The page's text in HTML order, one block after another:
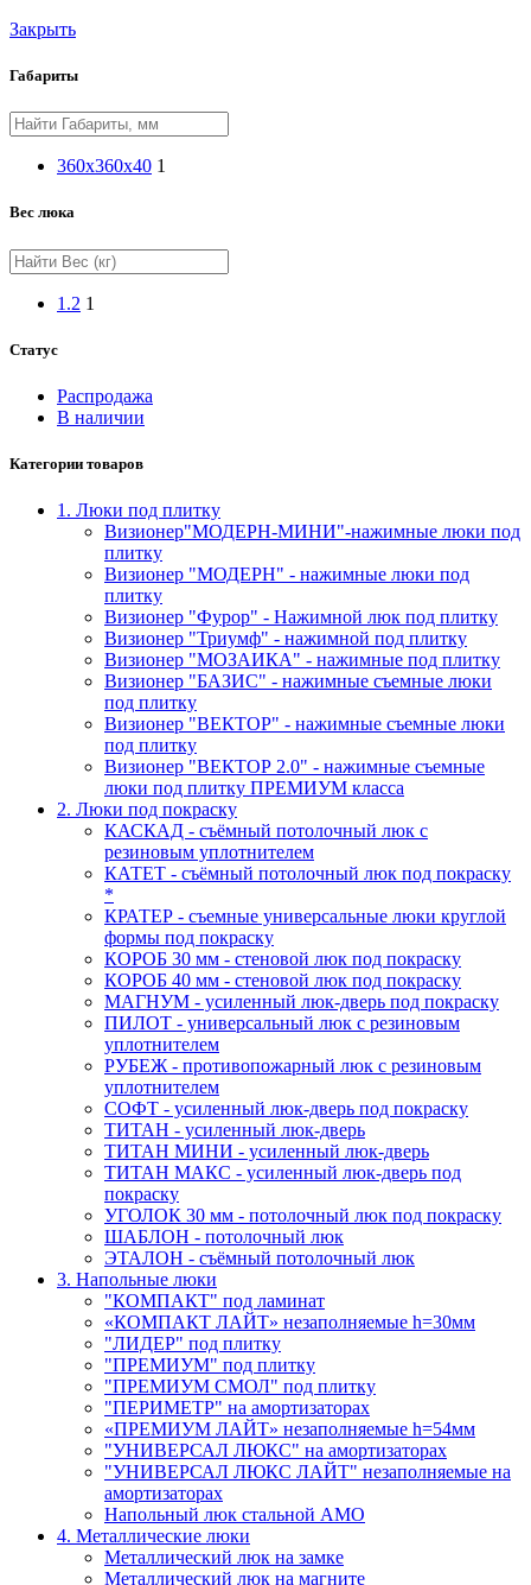
Закрыть
Габариты
360х360х40 1
Вес люка
1.2 1
Статус
Распродажа
В наличии
Категории товаров
1. Люки под плитку
Визионер"МОДЕРН-МИНИ"-нажимные люки под
плитку
Визионер "МОДЕРН" - нажимные люки под
плитку
Визионер "Фурор" - Нажимной люк под плитку
Визионер "Триумф" - нажимной под плитку
Визионер "МОЗАИКА" - нажимные под плитку
Визионер "БАЗИС" - нажимные съемные люки
под плитку
Визионер "ВЕКТОР" - нажимные съемные люки
под плитку
Визионер "ВЕКТОР 2.0" - нажимные съемные
люки под плитку ПРЕМИУМ класса
2. Люки под покраску
КАСКАД - съёмный потолочный люк с
резиновым уплотнителем
КАТЕТ - съёмный потолочный люк под покраску
*
КРАТЕР - съемные универсальные люки круглой
формы под покраску
КОРОБ 30 мм - стеновой люк под покраску
КОРОБ 40 мм - стеновой люк под покраску
МАГНУМ - усиленный люк-дверь под покраску
ПИЛОТ - универсальный люк с резиновым
уплотнителем
РУБЕЖ - противопожарный люк с резиновым
уплотнителем
СОФТ - усиленный люк-дверь под покраску
ТИТАН - усиленный люк-дверь
ТИТАН МИНИ - усиленный люк-дверь
ТИТАН МАКС - усиленный люк-дверь под
покраску
УГОЛОК 30 мм - потолочный люк под покраску
ШАБЛОН - потолочный люк
ЭТАЛОН - съёмный потолочный люк
3. Напольные люки
"КОМПАКТ" под ламинат
«КОМПАКТ ЛАЙТ» незаполняемые h=30мм
"ЛИДЕР" под плитку
"ПРЕМИУМ" под плитку
"ПРЕМИУМ СМОЛ" под плитку
"ПЕРИМЕТР" на амортизаторах
«ПРЕМИУМ ЛАЙТ» незаполняемые h=54мм
"УНИВЕРСАЛ ЛЮКС" на амортизаторах
"УНИВЕРСАЛ ЛЮКС ЛАЙТ" незаполняемые на
амортизаторах
Напольный люк стальной АМО
4. Металлические люки
Металлический люк на замке
Металлический люк на магните